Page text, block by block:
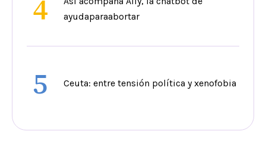
4
ayudaparaabortar
5 Ceuta: entre tensión política y xenofobia